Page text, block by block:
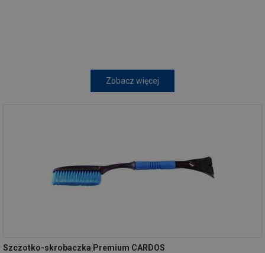
Zobacz więcej
Szczotko-skrobaczka Premium CARDOS